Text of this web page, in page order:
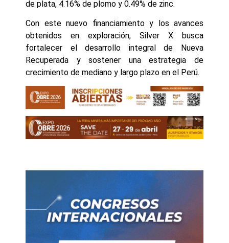
de plata, 4.16% de plomo y 0.49% de zinc.
Con este nuevo financiamiento y los avances
obtenidos en exploración, Silver X busca
fortalecer el desarrollo integral de Nueva
Recuperada y sostener una estrategia de
crecimiento de mediano y largo plazo en el Perú.